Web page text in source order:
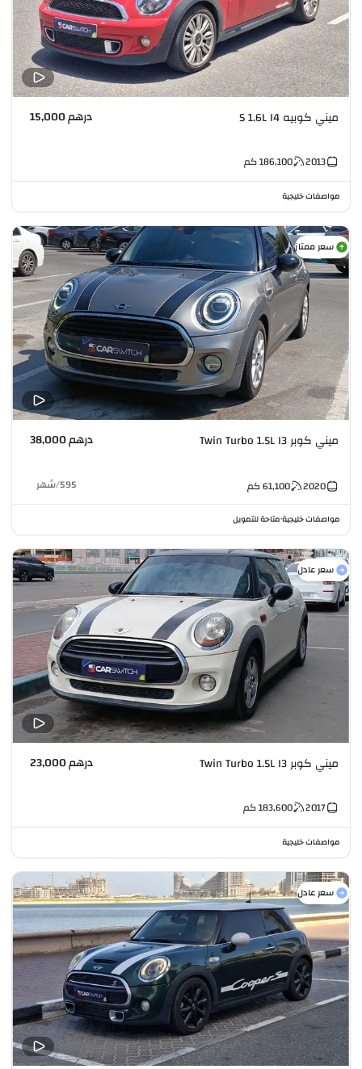
ميني كوبيه S 1.6L I4 درهم 15,000
2013
186,100كم
مواصفات خليجية
سعر ممتاز
ميني كوبر Twin Turbo 1.5L I3 درهم 38,000
2020
61,100كم 595
/شهر
مواصفات خليجية•متاحة للتمويل
سعر عادل
ميني كوبر Twin Turbo 1.5L I3 درهم 23,000
2017
183,600كم
مواصفات خليجية
سعر عادل